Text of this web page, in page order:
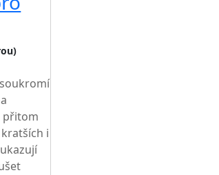
přitom
i